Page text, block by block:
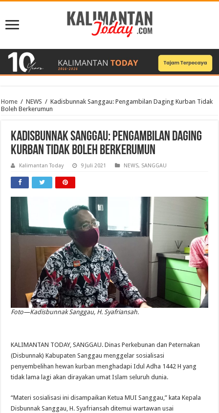
Home / NEWS / Kadisbunnak Sanggau: Pengambilan Daging Kurban Tidak
Boleh Berkerumun
Kadisbunnak Sanggau: Pengambilan Daging
Kurban Tidak Boleh Berkerumun
Kalimantan Today 9 Juli 2021 NEWS, SANGGAU
Foto—Kadisbunnak Sanggau, H. Syafriansah.
KALIMANTAN TODAY, SANGGAU. Dinas Perkebunan dan Peternakan
(Disbunnak) Kabupaten Sanggau menggelar sosialisasi
penyembelihan hewan kurban menghadapi Idul Adha 1442 H yang
tidak lama lagi akan dirayakan umat Islam seluruh dunia.
“Materi sosialisasi ini disampaikan Ketua MUI Sanggau,” kata Kepala
Disbunnak Sanggau, H. Syafriansah ditemui wartawan usai